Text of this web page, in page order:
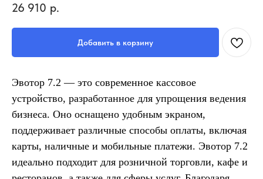
26 910 р.
Добавить в корзину
Эвотор 7.2 — это современное кассовое
устройство, разработанное для упрощения ведения
бизнеса. Оно оснащено удобным экраном,
поддерживает различные способы оплаты, включая
карты, наличные и мобильные платежи. Эвотор 7.2
идеально подходит для розничной торговли, кафе и